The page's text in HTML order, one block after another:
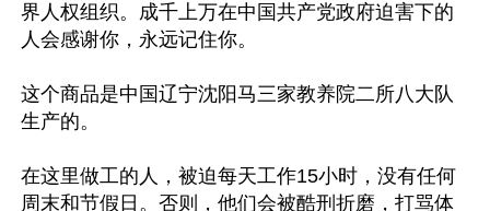
界人权组织。成千上万在中国共产党政府迫害下的
人会感谢你，永远记住你。
这个商品是中国辽宁沈阳马三家教养院二所八大队
生产的。
在这里做工的人，被迫每天工作15小时，没有任何
周末和节假日。否则，他们会被酷刑折磨，打骂体